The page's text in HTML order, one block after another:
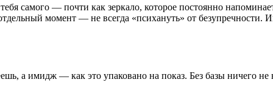
самого — почти как зеркало, которое постоянно
момент — не всегда «психануть» от
а имидж — как это упаковано на показ. Без базы ничего не